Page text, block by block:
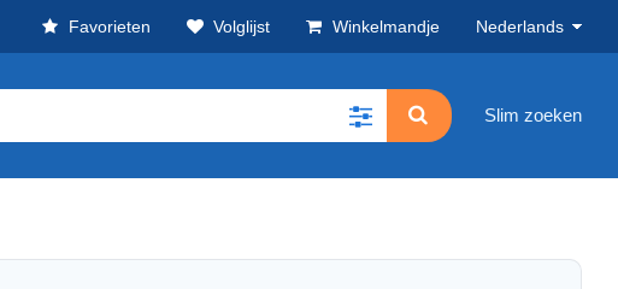
Favorieten Volglijst Winkelmandje Nederlands
Slim zoeken